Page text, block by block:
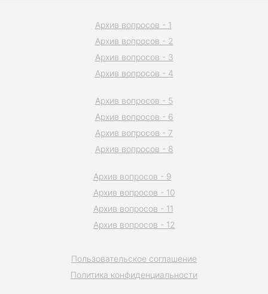
Пользовательское соглашение
Политика конфиденциальности
Архив вопросов - 1
Архив вопросов - 2
Архив вопросов - 3
Архив вопросов - 4
Архив вопросов - 5
Архив вопросов - 6
Архив вопросов - 7
Архив вопросов - 8
Архив вопросов - 9
Архив вопросов - 10
Архив вопросов - 11
Архив вопросов - 12